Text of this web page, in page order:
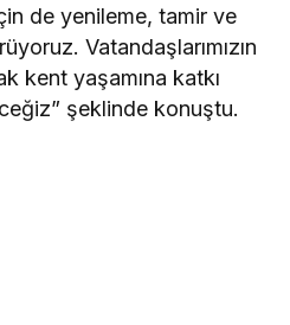
de yenileme, tamir ve
Vatandaşlarımızın
kent yaşamına katkı
şeklinde konuştu.